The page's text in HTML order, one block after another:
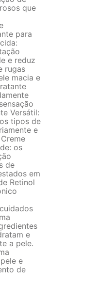
que
para
e reduz
rugas
macia e
Versátil:
tipos de
e
os
de
em
Retinol
e
a pele.
e
de